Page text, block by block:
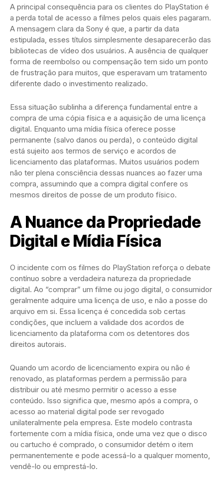
A principal consequência para os clientes do PlayStation é
a perda total de acesso a filmes pelos quais eles pagaram.
A mensagem clara da Sony é que, a partir da data
estipulada, esses títulos simplesmente desaparecerão das
bibliotecas de vídeo dos usuários. A ausência de qualquer
forma de reembolso ou compensação tem sido um ponto
de frustração para muitos, que esperavam um tratamento
diferente dado o investimento realizado.
Essa situação sublinha a diferença fundamental entre a
compra de uma cópia física e a aquisição de uma licença
digital. Enquanto uma mídia física oferece posse
permanente (salvo danos ou perda), o conteúdo digital
está sujeito aos termos de serviço e acordos de
licenciamento das plataformas. Muitos usuários podem
não ter plena consciência dessas nuances ao fazer uma
compra, assumindo que a compra digital confere os
mesmos direitos de posse de um produto físico.
A Nuance da Propriedade
Digital e Mídia Física
O incidente com os filmes do PlayStation reforça o debate
contínuo sobre a verdadeira natureza da propriedade
digital. Ao “comprar” um filme ou jogo digital, o consumidor
geralmente adquire uma licença de uso, e não a posse do
arquivo em si. Essa licença é concedida sob certas
condições, que incluem a validade dos acordos de
licenciamento da plataforma com os detentores dos
direitos autorais.
Quando um acordo de licenciamento expira ou não é
renovado, as plataformas perdem a permissão para
distribuir ou até mesmo permitir o acesso a esse
conteúdo. Isso significa que, mesmo após a compra, o
acesso ao material digital pode ser revogado
unilateralmente pela empresa. Este modelo contrasta
fortemente com a mídia física, onde uma vez que o disco
ou cartucho é comprado, o consumidor detém o item
permanentemente e pode acessá-lo a qualquer momento,
vendê-lo ou emprestá-lo.